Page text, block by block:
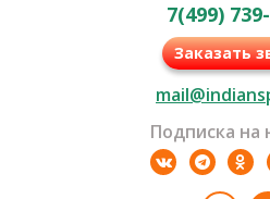
7(499)
Заказать
Подписка на